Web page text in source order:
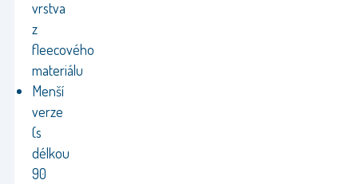
vrstva
z
fleecového
materiálu
Menší
verze
(s
délkou
90